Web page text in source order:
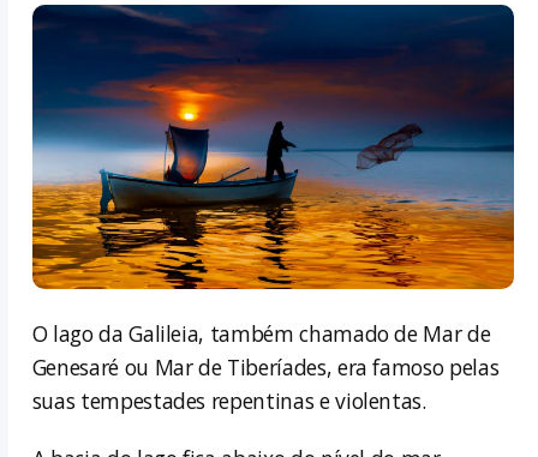
O lago da Galileia, também chamado de Mar de
Genesaré ou Mar de Tiberíades, era famoso pelas
suas tempestades repentinas e violentas.